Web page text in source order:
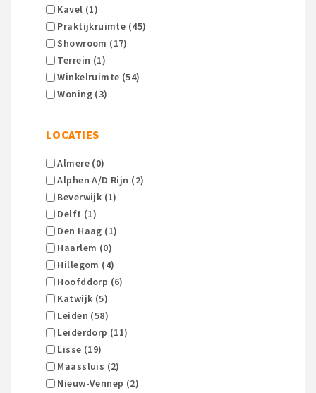
Kavel (1)
Praktijkruimte (45)
Showroom (17)
Terrein (1)
Winkelruimte (54)
Woning (3)
LOCATIES
Almere (0)
Alphen A/d Rijn (2)
Beverwijk (1)
Delft (1)
Den Haag (1)
Haarlem (0)
Hillegom (4)
Hoofddorp (6)
Katwijk (5)
Leiden (58)
Leiderdorp (11)
Lisse (19)
Maassluis (2)
Nieuw-Vennep (2)